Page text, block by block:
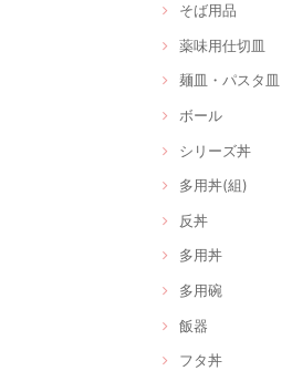
そば用品
薬味用仕切皿
麺皿・パスタ皿
ボール
シリーズ丼
多用丼(組)
反丼
多用丼
多用碗
飯器
フタ丼